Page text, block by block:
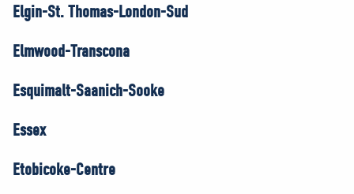
Elgin-St. Thomas-London-Sud
Elmwood-Transcona
Esquimalt-Saanich-Sooke
Essex
Etobicoke-Centre